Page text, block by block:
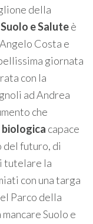
della
Suolo e Saluteè
Costa e
giornata
con la
ad Andrea
che
capace
del futuro, di
tutelare la
con una targa
Parco della
Suolo e